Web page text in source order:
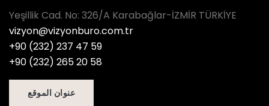
Yeşillik Cad. No: 326/A Karabağlar-İZMİR TÜRKİYE
vizyon@vizyonburo.com.tr
+90 (232) 237 47 59
+90 (232) 265 20 58
عنوان الموقع